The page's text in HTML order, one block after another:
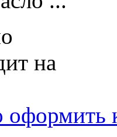
оформить